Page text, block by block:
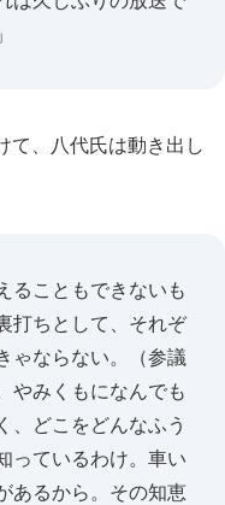
、八代氏は動き出し
ることもできないも
打ちとして、それぞ
ゃならない。（参議
やみくもになんでも
、どこをどんなふう
っているわけ。車い
あるから。その知恵